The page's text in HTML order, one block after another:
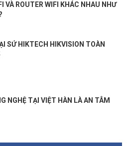
VÀ ROUTER WIFI KHÁC NHAU NHƯ
SỨ HIKTECH HIKVISION TOÀN
NGHỆ TẠI VIỆT HÀN LÀ AN TÂM